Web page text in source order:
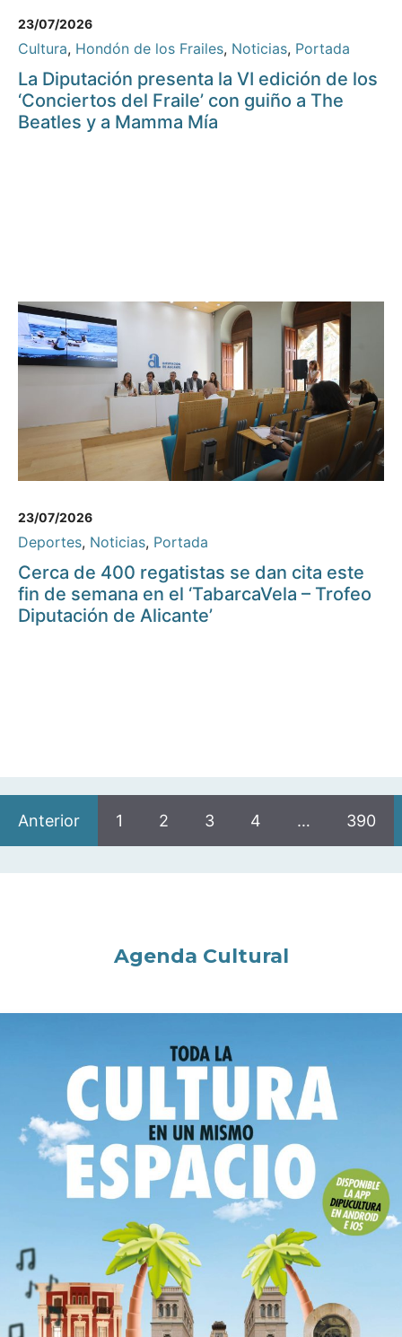
23/07/2026
Cultura, Hondón de los Frailes, Noticias, Portada
La Diputación presenta la VI edición de los
‘Conciertos del Fraile’ con guiño a The
Beatles y a Mamma Mía
23/07/2026
Deportes, Noticias, Portada
Cerca de 400 regatistas se dan cita este
fin de semana en el ‘TabarcaVela – Trofeo
Diputación de Alicante’
Anterior 1 2 3 4 … 390
Agenda Cultural